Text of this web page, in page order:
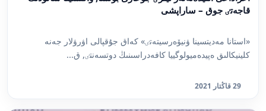
قاجەتٸ جوق – ساراپشى
«استانا مەديتسينا ۋنيۆەرسيتەتٸ» كەاق جۇقپالى اۋرۋلار جەنە
كلينيكالىق ەپيدەميولوگييا كافەدراسىنىڭ دوتسەنتٸ, ق...
29 قاڭتار 2021